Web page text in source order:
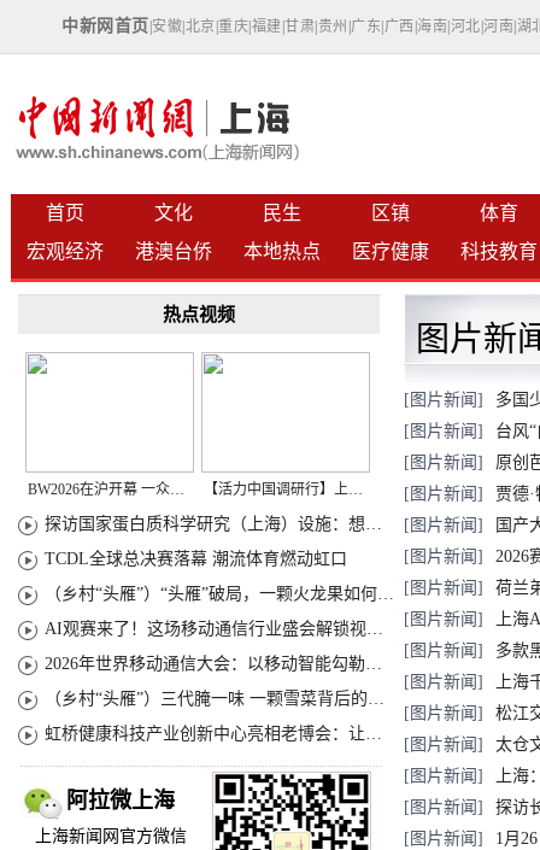
中新网首页 安徽 北京 |重庆 福建 |甘肃 贵州 广东 广西 海南 河北 |河南 湖
首页 文化 民生 区镇
体育
宏观经济
港澳台侨 本地热点 医疗健康 科技教育
热点视频
BW2026在沪开幕 一众次元品牌集中发布全新企划 【活力中国调研行】上海机器人研究院以技术标准撬动长三角智造协同
探访国家蛋白质科学研究（上海）设施：想要什么蛋白 AI直接设计合成
TCDL全球总决赛落幕 潮流体育燃动虹口
（乡村“头雁”）“头雁”破局，一颗火龙果如何造就沪上乡村特色产业化路径
AI观赛来了！这场移动通信行业盛会解锁视听新玩法
2026年世界移动通信大会：以移动智能勾勒无界普惠新愿景
（乡村“头雁”）三代腌一味 一颗雪菜背后的乡村致富经
虹桥健康科技产业创新中心亮相老博会：让临床“需求”定义银发经济新生态
阿拉微上海
上海新闻网官方微信
图片新
[图片新闻]
多国
[图片新闻]
台风
[图片新闻]
原创
[图片新闻]
贾德
[图片新闻]
国产
[图片新闻]
2026
[图片新闻]
荷兰
[图片新闻]
上海
[图片新闻]
多款
[图片新闻]
上海
[图片新闻]
松江
[图片新闻]
太仓
[图片新闻]
上海
[图片新闻]
探访
餐厅
[图片新闻]
1月